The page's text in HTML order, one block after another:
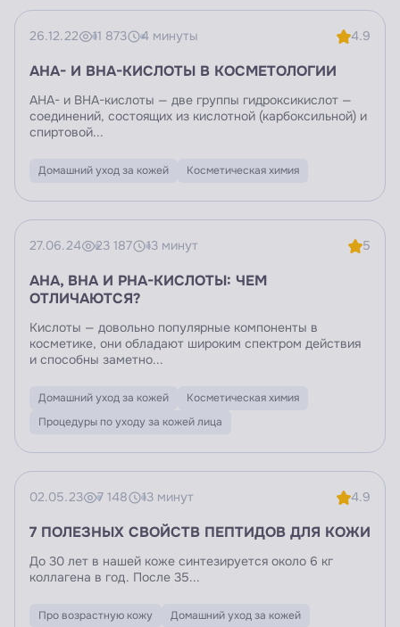
26.12.22 11 873 4 минуты 4.9
AHA- И BHA-КИСЛОТЫ В КОСМЕТОЛОГИИ
AHA- и BHA-кислоты — две группы гидроксикислот —
соединений, состоящих из кислотной (карбоксильной) и
спиртовой...
Домашний уход за кожей Косметическая химия
27.06.24 23 187 13 минут 5
AHA, BHA И PHА-КИСЛОТЫ: ЧЕМ
ОТЛИЧАЮТСЯ?
Кислоты — довольно популярные компоненты в
косметике, они обладают широким спектром действия
и способны заметно...
Домашний уход за кожей
Косметическая химия
Процедуры по уходу за кожей лица
02.05.23 7 148 13 минут 4.9
7 ПОЛЕЗНЫХ СВОЙСТВ ПЕПТИДОВ ДЛЯ КОЖИ
До 30 лет в нашей коже синтезируется около 6 кг
коллагена в год. После 35...
Про возрастную кожу
Домашний уход за кожей